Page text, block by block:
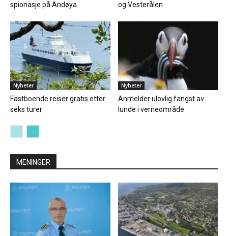
spionasje på Andøya
og Vesterålen
Nyheter
Fastboende reiser gratis etter
seks turer
Nyheter
Anmelder ulovlig fangst av
lunde i verneområde
MENINGER